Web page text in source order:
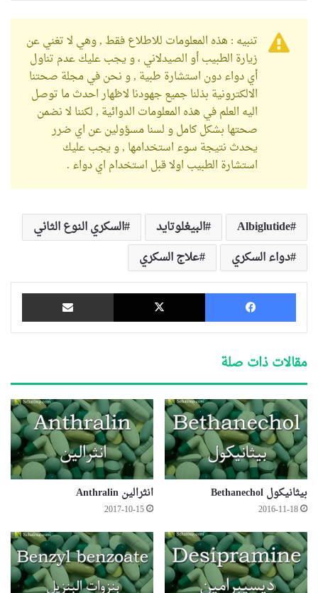
تنبيه : هذه المعلومات للاطلاع فقط , وهي لا تغني عن
زيارة الطبيب أو الصيدلاني ، و يجب عليك عدم تناول
أي دواء دون استشارة طبية , و نحن في مجلة صحتنا
الالكترونية بذلنا جميع جهودنا لاظهار احدث ما توصل
اليه العلم في هذه المعلومات الدوائية , لكننا لا نضمن
صحتها بشكل كامل و لسنا مسؤولين عن اي ضرر
يحدث نتيجة سوء استخدامها , و يجب عليك
استشارة الطبيب اولا قبل استخدام اي دواء .
Albiglutide البيغلوتايد
السكري النوع الثاني
دواء السكري
علاج السكري
فيسبوك ‫X
مقالات ذات صلة
بيثانيكول Bethanechol
2016-11-18
انثرالين Anthralin
2017-10-15